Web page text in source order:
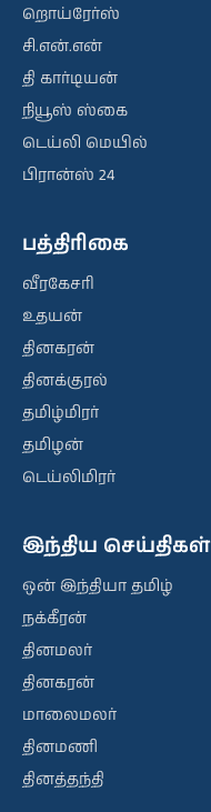
றொய்ரேர்ஸ்
சி.என்.என்
தி கார்டியன்
நியூஸ் ஸ்கை
டெய்லி மெயில்
பிரான்ஸ் 24
பத்திரிகை
வீரகேசரி
உதயன்
தினகரன்
தினக்குரல்
தமிழ்மிரர்
தமிழன்
டெய்லிமிரர்
இந்திய செய்திகள்
ஒன் இந்தியா தமிழ்
நக்கீரன்
தினமலர்
தினகரன்
மாலைமலர்
தினமணி
தினத்தந்தி